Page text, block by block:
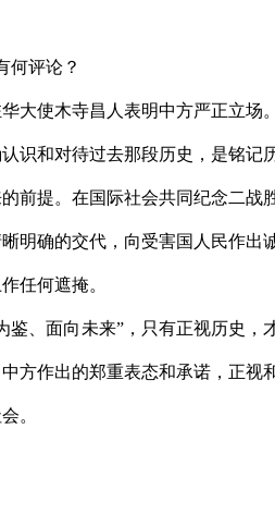
何评论？
大使木寺昌人表明中方严正立场
识和对待过去那段历史，是铭记
前提。在国际社会共同纪念二战
明确的交代，向受害国人民作出
任何遮掩。
、面向未来”，只有正视历史，
方作出的郑重表态和承诺，正视
。